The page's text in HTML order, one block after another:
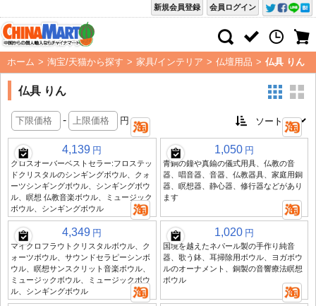
会員ログイン
新規会員登録
ホーム > 淘宝/天猫から探す > 家具/インテリア > 仏壇用品 > 仏具 りん
仏具 りん
- 円
4,139 円
クロスオーバーベストセラー:フロステッ
ドクリスタルのシンギングボウル、クォ
ーツシンギングボウル、シンギングボウ
ル、瞑想 仏教音楽ボウル、ミュージック
ボウル、シンギングボウル
1,050 円
青銅の鐘や真鍮の儀式用具、仏教の音
器、唱音器、音器、仏教器具、家庭用銅
器、瞑想器、静心器、修行器などがあり
ます
4,349 円
マイクロフラウトクリスタルボウル、ク
ォーツボウル、サウンドセラピーシンボ
ウル、瞑想サンスクリット音楽ボウル、
ミュージックボウル、ミュージックボウ
ル、シンギングボウル
1,020 円
国境を越えたネパール製の手作り純音
器、歌う鉢、耳掃除用ボウル、ヨガボウ
ルのオーナメント、銅製の音響療法瞑想
ボウル